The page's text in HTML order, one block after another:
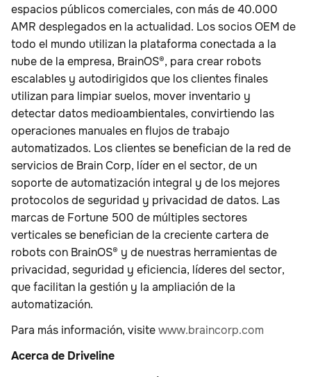
espacios públicos comerciales, con más de 40.000
AMR desplegados en la actualidad. Los socios OEM de
todo el mundo utilizan la plataforma conectada a la
nube de la empresa, BrainOS®, para crear robots
escalables y autodirigidos que los clientes finales
utilizan para limpiar suelos, mover inventario y
detectar datos medioambientales, convirtiendo las
operaciones manuales en flujos de trabajo
automatizados. Los clientes se benefician de la red de
servicios de Brain Corp, líder en el sector, de un
soporte de automatización integral y de los mejores
protocolos de seguridad y privacidad de datos. Las
marcas de Fortune 500 de múltiples sectores
verticales se benefician de la creciente cartera de
robots con BrainOS® y de nuestras herramientas de
privacidad, seguridad y eficiencia, líderes del sector,
que facilitan la gestión y la ampliación de la
automatización.
Para más información, visitewww.braincorp.com
Acerca de Driveline